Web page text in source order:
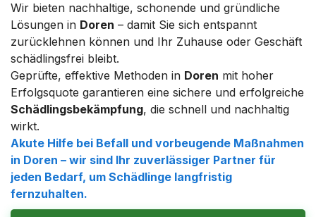
Wir bieten nachhaltige, schonende und gründliche
Lösungen in Doren – damit Sie sich entspannt
zurücklehnen können und Ihr Zuhause oder Geschäft
schädlingsfrei bleibt.
Geprüfte, effektive Methoden in Doren mit hoher
Erfolgsquote garantieren eine sichere und erfolgreiche
Schädlingsbekämpfung, die schnell und nachhaltig
wirkt.
Akute Hilfe bei Befall und vorbeugende Maßnahmen
in Doren – wir sind Ihr zuverlässiger Partner für
jeden Bedarf, um Schädlinge langfristig
fernzuhalten.